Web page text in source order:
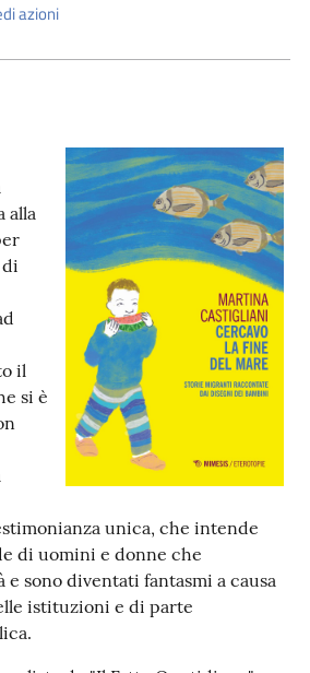
azioni
alla
il
si è
unica, che intende
di uomini e donne che
e sono diventati fantasmi a causa
istituzioni e di parte